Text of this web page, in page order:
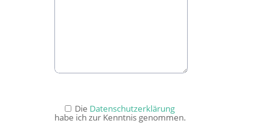
Die Datenschutzerklärung
habe ich zur Kenntnis genommen.